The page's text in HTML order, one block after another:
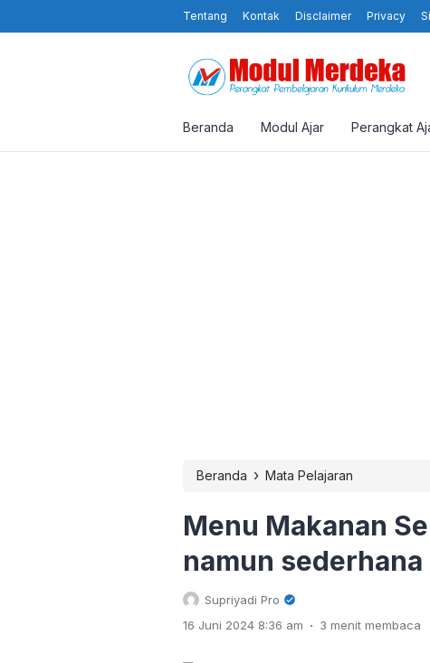
Tentang Kontak Disclaimer Privacy
Beranda Modul Ajar Perangkat
Beranda › Mata Pelajaran
Menu Makanan
namun sederhana
Supriyadi Pro
16 Juni 2024 8:36 am . 3 menit membaca